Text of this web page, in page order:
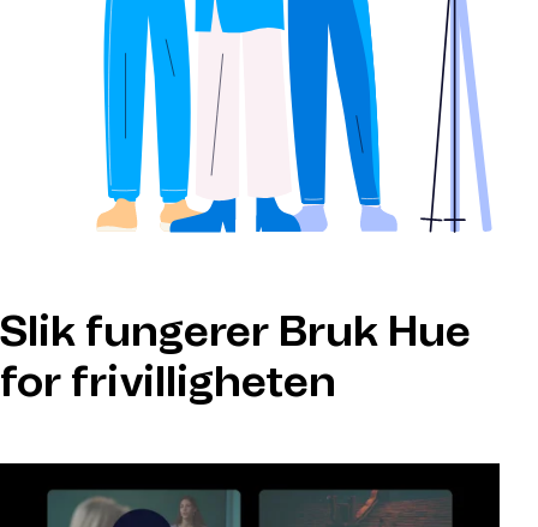
Slik fungerer Bruk Hue
for frivilligheten